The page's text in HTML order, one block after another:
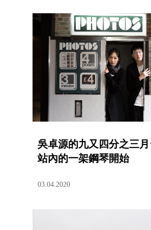
吳卓源的九又四分之三
站內的一架鋼琴開始
03.04.2020